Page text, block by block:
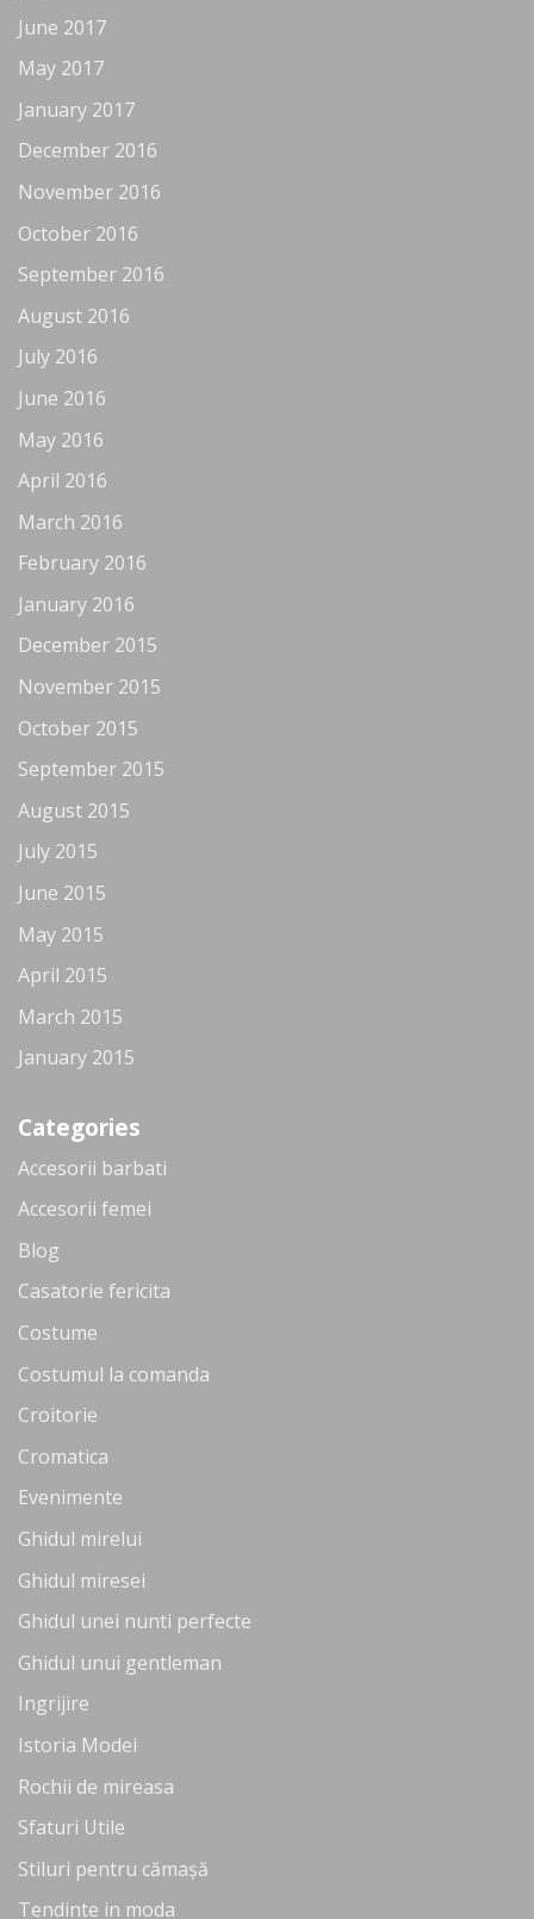
June 2017
May 2017
January 2017
December 2016
November 2016
October 2016
September 2016
August 2016
July 2016
June 2016
May 2016
April 2016
March 2016
February 2016
January 2016
December 2015
November 2015
October 2015
September 2015
August 2015
July 2015
June 2015
May 2015
April 2015
March 2015
January 2015
Categories
Accesorii barbati
Accesorii femei
Blog
Casatorie fericita
Costume
Costumul la comanda
Croitorie
Cromatica
Evenimente
Ghidul mirelui
Ghidul miresei
Ghidul unei nunti perfecte
Ghidul unui gentleman
Ingrijire
Istoria Modei
Rochii de mireasa
Sfaturi Utile
Stiluri pentru cămașă
Tendinte in moda